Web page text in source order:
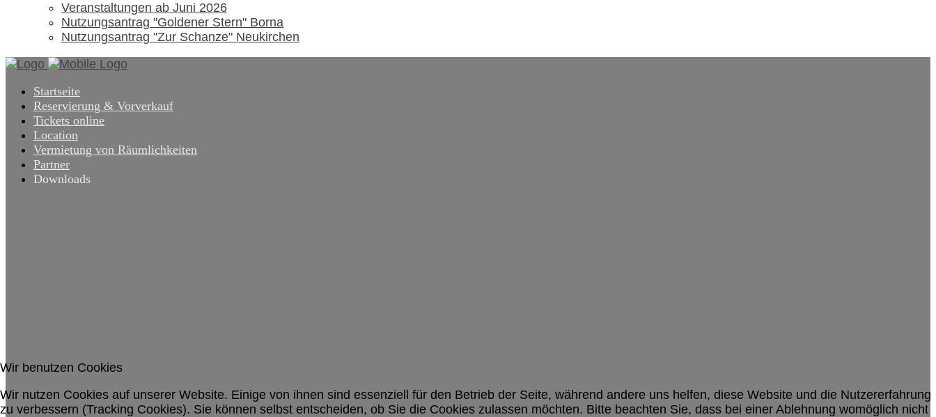
Veranstaltungen ab Juni 2026
Nutzungsantrag "Goldener Stern" Borna
Nutzungsantrag "Zur Schanze" Neukirchen
Startseite
Reservierung & Vorverkauf
Tickets online
Location
Vermietung von Räumlichkeiten
Partner
Downloads
Wir benutzen Cookies
Wir nutzen Cookies auf unserer Website. Einige von ihnen sind essenziell für den Betrieb der Seite, während andere uns helfen, diese Website und die Nutzererfahrung
zu verbessern (Tracking Cookies). Sie können selbst entscheiden, ob Sie die Cookies zulassen möchten. Bitte beachten Sie, dass bei einer Ablehnung womöglich nicht